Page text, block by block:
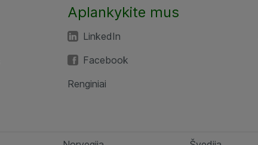
Aplankykite mus
LinkedIn
Facebook
Renginiai